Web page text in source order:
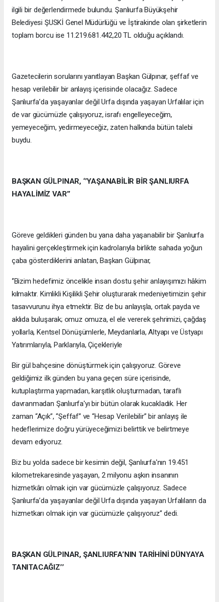
ilgili bir değerlendirmede bulundu. Şanlıurfa Büyükşehir
Belediyesi ŞUSKİ Genel Müdürlüğü ve İştirakinde olan şirketlerin
toplam borcu ise 11.219.681.442,20 TL olduğu açıklandı.
Gazetecilerin sorularını yanıtlayan Başkan Gülpınar, şeffaf ve
hesap verilebilir bir anlayış içerisinde olacağız. Sadece
Şanlıurfa’da yaşayanlar değil Urfa dışında yaşayan Urfalılar için
de var gücümüzle çalışıyoruz, israfı engelleyeceğim,
yemeyeceğim, yedirmeyeceğiz, zaten halkında bütün talebi
buydu.
BAŞKAN GÜLPINAR, ‘’YAŞANABİLİR BİR ŞANLIURFA
HAYALİMİZ VAR’’
Göreve geldikleri günden bu yana daha yaşanabilir bir Şanlıurfa
hayalini gerçekleştirmek için kadrolarıyla birlikte sahada yoğun
çaba gösterdiklerini anlatan, Başkan Gülpınar,
‘’Bizim hedefimiz öncelikle insan dostu şehir anlayışımızı hâkim
kılmaktır. Kimlikli Kişilikli Şehir oluşturarak medeniyetimizin şehir
tasavvurunu ihya etmektir. Biz de bu anlayışla, ortak payda ve
aklıda buluşarak; omuz omuza, el ele vererek şehrimizi, çağdaş
yollarla, Kentsel Dönüşümlerle, Meydanlarla, Altyapı ve Üstyapı
Yatırımlarıyla, Parklarıyla, Çiçekleriyle
Bir gül bahçesine dönüştürmek için çalışıyoruz. Göreve
geldiğimiz ilk günden bu yana geçen süre içerisinde,
kutuplaştırma yapmadan, karşıtlık oluşturmadan, taraflı
davranmadan Şanlıurfa'yı bir bütün olarak kucakladık. Her
zaman “Açık”, “Şeffaf” ve “Hesap Verilebilir” bir anlayış ile
hedeflerimize doğru yürüyeceğimizi belirttik ve belirtmeye
devam ediyoruz.
Biz bu yolda sadece bir kesimin değil, Şanlıurfa'nın 19.451
kilometrekaresinde yaşayan, 2 milyonu aşkın insanının
hizmetkârı olmak için var gücümüzle çalışıyoruz. Sadece
Şanlıurfa’da yaşayanlar değil Urfa dışında yaşayan Urfalıların da
hizmetkarı olmak için var gücümüzle çalışıyoruz’’ dedi.
BAŞKAN GÜLPINAR, ŞANLIURFA’NIN TARİHİNİ DÜNYAYA
TANITACAĞIZ’’